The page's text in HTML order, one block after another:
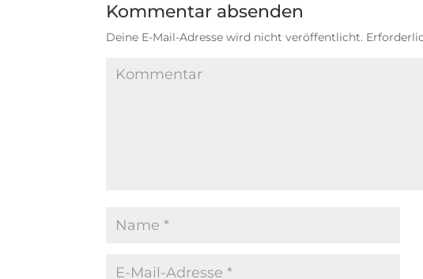
Kommentar absenden
Deine E-Mail-Adresse wird nicht veröffentlicht.